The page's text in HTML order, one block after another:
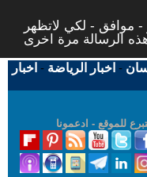
- موافق - لكي لاتظهر
- اخبار الرياضة - اخبار
للموقع - ادعمونا